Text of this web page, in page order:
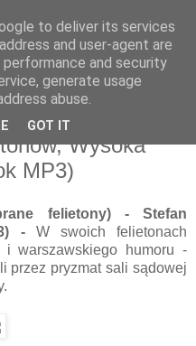
Wysoka
MP3)
felietony) - Stefan
- W swoich felietonach
i warszawskiego humoru -
przez pryzmat sali sądowej
to deliver its services
and user-agent are
and security
generate usage
abuse.
GOT IT